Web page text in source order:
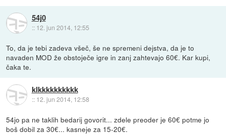
54j0
:: 12. jun 2014, 12:55
To, da je tebi zadeva všeč, še ne spremeni dejstva, da je to
navaden MOD že obstoječe igre in zanj zahtevajo 60€. Kar kupi,
čaka te.
klkkkkkkkkkk
:: 12. jun 2014, 12:58
54jo pa ne taklih bedarij govorit... zdele preoder je 60€ potme jo
boš dobil za 30€... kasneje za 15-20€.